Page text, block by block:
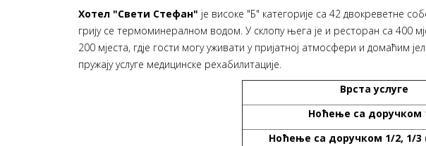
Хотел "Свети Стефан" је високе "Б" категорије са 42 двокреветне
грију се термоминералном водом. У склопу њега је и ресторан са 400
200 мјеста, гдје гости могу уживати у пријатној атмосфери и домаћим
пружају услуге медицинске рехабилитације.
Врста услуге
Ноћење са доручком
Ноћење са доручком 1/2, 1/3